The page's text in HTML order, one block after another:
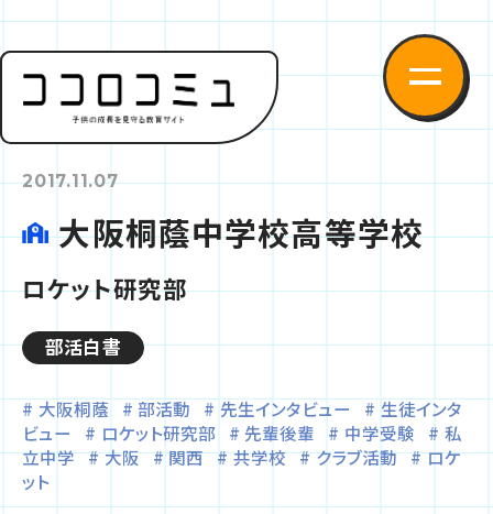
2017.11.07
大阪桐蔭中学校高等学校
ロケット研究部
部活白書
大阪桐蔭 部活動 先生インタビュー
生徒インタ
ビュー
ロケット研究部 先輩後輩 中学受験
私
立中学
大阪 関西 共学校 クラブ活動
ロケ
ット